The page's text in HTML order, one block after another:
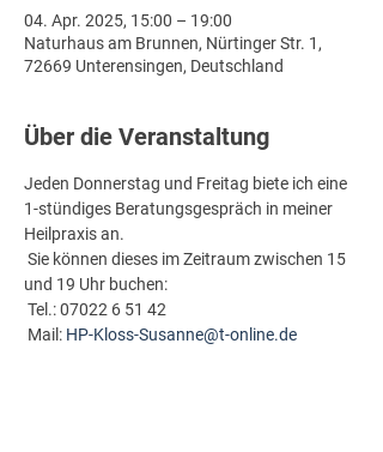
04. Apr. 2025, 15:00 – 19:00
Naturhaus am Brunnen, Nürtinger Str. 1,
72669 Unterensingen, Deutschland
Über die Veranstaltung
Jeden Donnerstag und Freitag biete ich eine
1-stündiges Beratungsgespräch in meiner
Heilpraxis an.
Sie können dieses im Zeitraum zwischen 15
und 19 Uhr buchen:
Tel.: 07022 6 51 42
Mail: HP-Kloss-Susanne@t-online.de